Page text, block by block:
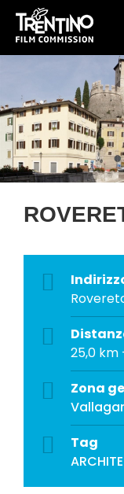
25,0 km
Zona
Tag